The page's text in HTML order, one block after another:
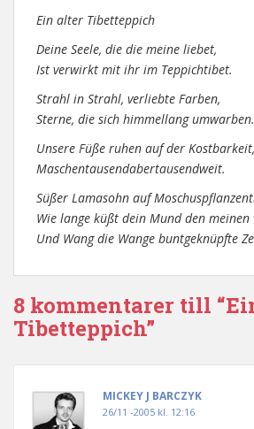
Ein alter Tibetteppich
Deine Seele, die die meine liebet,
Ist verwirkt mit ihr im Teppichtibet.
Strahl in Strahl, verliebte Farben,
Sterne, die sich himmellang umwarben.
Unsere Füße ruhen auf der Kostbarkeit,
Maschentausendabertausendweit.
Süßer Lamasohn auf
Wie lange küßt dein Mund den meinen
Und Wang die Wange buntgeknüpfte
8 kommentarer till
Tibetteppich”
MICKEY J BARCZYK
26/11 -2005 kl. 12:16